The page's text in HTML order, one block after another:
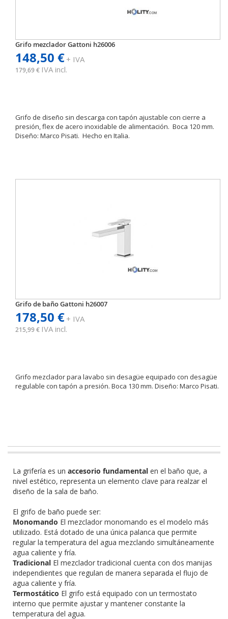
Grifo mezclador Gattoni h26006
148,50 €+ IVA
179,69 € IVA incl.
Grifo de diseño sin descarga con tapón ajustable con cierre a
presión, flex de acero inoxidable de alimentación. Boca 120 mm.
Diseño: Marco Pisati. Hecho en Italia.
Grifo de baño Gattoni h26007
178,50 €+ IVA
215,99 € IVA incl.
Grifo mezclador para lavabo sin desagüe equipado con desagüe
regulable con tapón a presión. Boca 130 mm. Diseño: Marco Pisati.
La grifería es un accesorio fundamental en el baño que, a
nivel estético, representa un elemento clave para realzar el
diseño de la sala de baño.
El grifo de baño puede ser:
Monomando El mezclador monomando es el modelo más
utilizado. Está dotado de una única palanca que permite
regular la temperatura del agua mezclando simultáneamente
agua caliente y fría.
Tradicional El mezclador tradicional cuenta con dos manijas
independientes que regulan de manera separada el flujo de
agua caliente y fría.
Termostático El grifo está equipado con un termostato
interno que permite ajustar y mantener constante la
temperatura del agua.